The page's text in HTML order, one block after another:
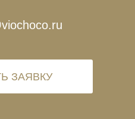
ЗАЯВКУ